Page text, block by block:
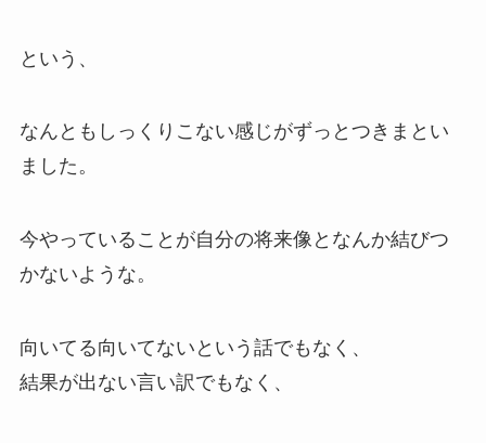
という、
なんともしっくりこない感じがずっとつきまとい
ました。
今やっていることが自分の将来像となんか結びつ
かないような。
向いてる向いてないという話でもなく、
結果が出ない言い訳でもなく、